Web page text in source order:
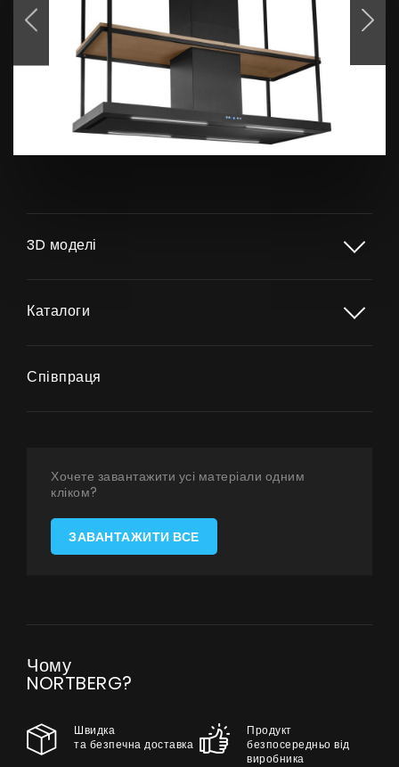
Контакти
UA|
3D моделі
Каталоги
Співпраця
Хочете завантажити усі матеріали одним
кліком?
ЗАВАНТАЖИТИ ВСЕ
Чому
NORTBERG?
Швидка
та безпечна доставка
Продукт
безпосередньо від
виробника